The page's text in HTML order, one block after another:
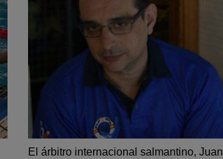
El árbitro internacional salmantino, Juan